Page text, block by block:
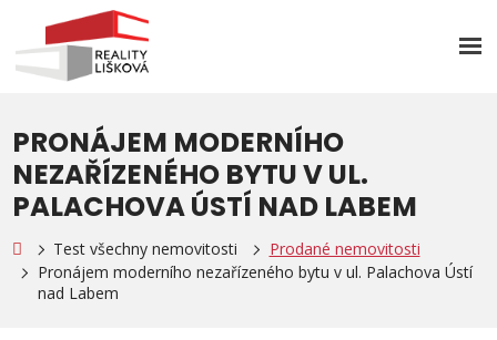
PRONÁJEM MODERNÍHO
NEZAŘÍZENÉHO BYTU V UL.
PALACHOVA ÚSTÍ NAD LABEM
Test všechny nemovitosti
Prodané nemovitosti
Pronájem moderního nezařízeného bytu v ul. Palachova Ústí
nad Labem